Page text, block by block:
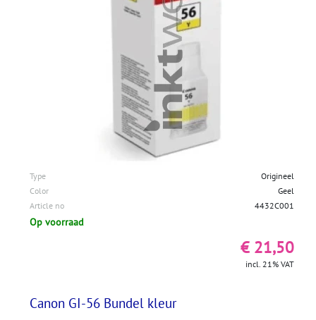
Type
Origineel
Color
Geel
Article no
4432C001
Op voorraad
€ 21,50
incl. 21% VAT
Canon GI-56 Bundel kleur